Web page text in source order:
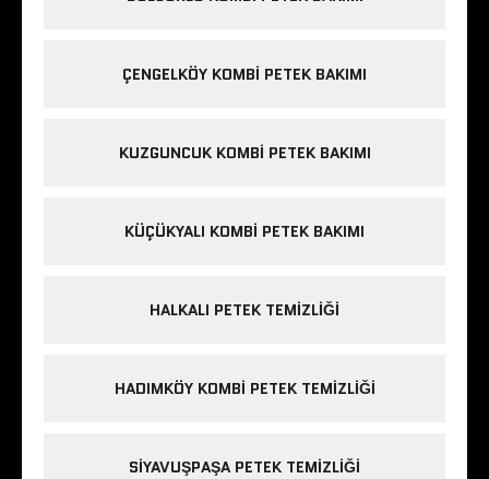
ÇENGELKÖY KOMBI PETEK BAKIMI
KUZGUNCUK KOMBI PETEK BAKIMI
KÜÇÜKYALI KOMBI PETEK BAKIMI
HALKALI PETEK TEMIZLIĞI
HADIMKÖY KOMBI PETEK TEMIZLIĞI
SIYAVUŞPAŞA PETEK TEMIZLIĞI